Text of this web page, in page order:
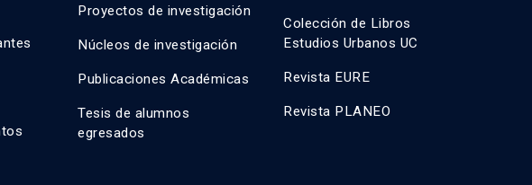
Proyectos de investigación
Núcleos de investigación
Publicaciones Académicas
Tesis de alumnos
egresados
Colección de Libros
Estudios Urbanos UC
Revista EURE
Revista PLANEO